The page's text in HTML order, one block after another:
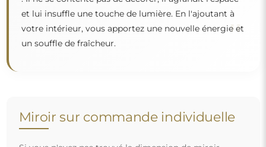
projet à l'adresse e-mail :
boutique@alfaram.fr
Livraison gratuite et transport sécurisé